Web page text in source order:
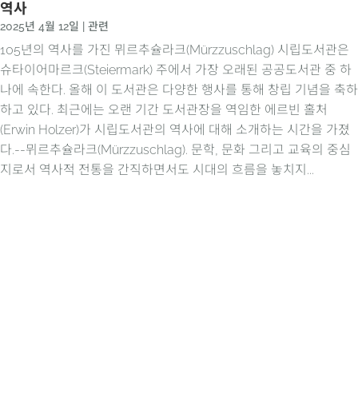
역사
2025년 4월 12일 관련
105년의 역사를 가진 뮈르추슐라크(Mürzzuschlag) 시립도서관은
슈타이어마르크(Steiermark) 주에서 가장 오래된 공공도서관 중 하
나에 속한다. 올해 이 도서관은 다양한 행사를 통해 창립 기념을 축하
하고 있다. 최근에는 오랜 기간 도서관장을 역임한 에르빈 홀처
(Erwin Holzer)가 시립도서관의 역사에 대해 소개하는 시간을 가졌
다.--뮈르추슐라크(Mürzzuschlag). 문학, 문화 그리고 교육의 중심
지로서 역사적 전통을 간직하면서도 시대의 흐름을 놓치지...